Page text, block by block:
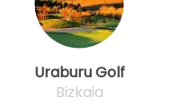
Uraburu Golf
Bizkaia